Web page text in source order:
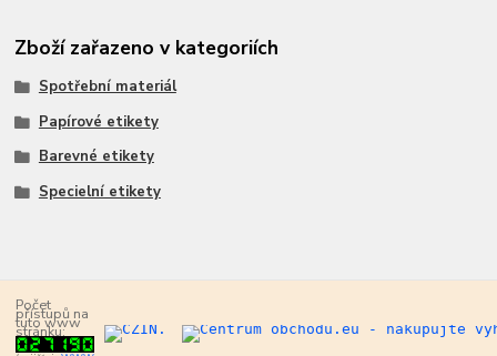
Zboží zařazeno v kategoriích
Spotřební materiál
Papírové etikety
Barevné etikety
Specielní etikety
Počet
přístupů na
tuto www
stránku: